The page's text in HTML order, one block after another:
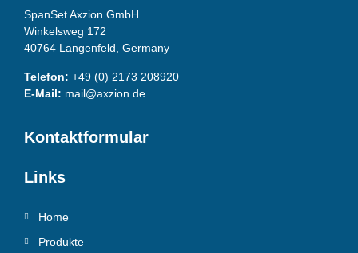
SpanSet Axzion GmbH
Winkelsweg 172
40764 Langenfeld, Germany
Telefon: +49 (0) 2173 208920
E-Mail: mail@axzion.de
Kontaktformular
Links
Home
Produkte